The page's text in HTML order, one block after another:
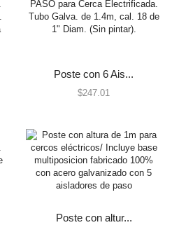
Poste con 6 Ais...
$247.01
Poste con altur...